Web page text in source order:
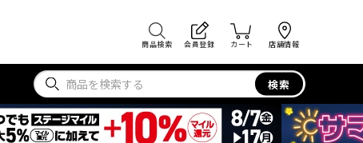
商品検索 会員登録 カート 店舗情報
検索